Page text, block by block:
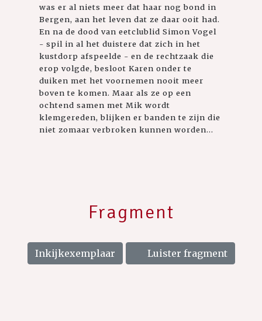
was er al niets meer dat haar nog bond in
Bergen, aan het leven dat ze daar ooit had.
En na de dood van eetclublid Simon Vogel
- spil in al het duistere dat zich in het
kustdorp afspeelde - en de rechtzaak die
erop volgde, besloot Karen onder te
duiken met het voornemen nooit meer
boven te komen. Maar als ze op een
ochtend samen met Mik wordt
klemgereden, blijken er banden te zijn die
niet zomaar verbroken kunnen worden...
Fragment
Inkijkexemplaar Luister fragment